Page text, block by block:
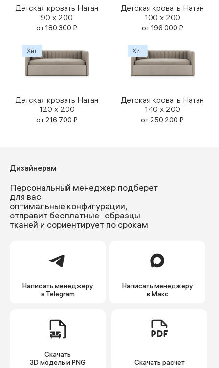
Детская кровать Натан
90 x 200
от180 300 ₽
Детская кровать Натан
100 x 200
от196 000 ₽
Детская кровать Натан
120 x 200
от 216 700 ₽
Детская кровать Натан
140 x 200
от 250 200 ₽
Дизайнерам
Персональный менеджер подберет
для вас
оптимальные конфигурации,
отправит бесплатные образцы
тканей и сориентирует по срокам
Написать менеджеру
в Telegram
Написать менеджеру
в Макс
Скачать
3D модель и PNG
Cкачать расчет